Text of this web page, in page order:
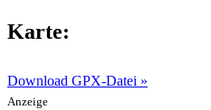
Karte:
Download GPX-Datei »
Anzeige